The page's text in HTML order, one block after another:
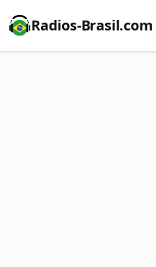
Radios-Brasil.com